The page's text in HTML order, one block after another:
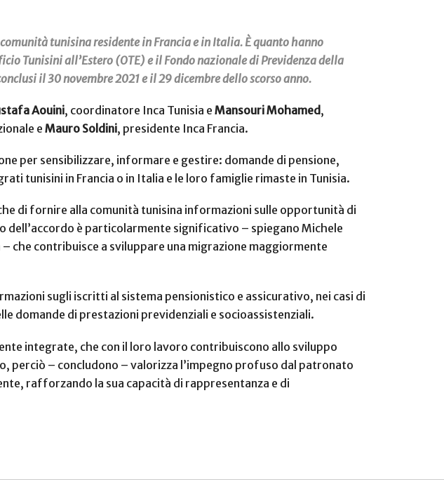
tunisina residente in Francia e in Italia. È quanto hanno
Tunisini all’Estero (OTE) e il Fondo nazionale di Previdenza della
il 30 novembre 2021 e il 29 dicembre dello scorso anno.
Aouini, coordinatore Inca Tunisia e Mansouri Mohamed,
e Mauro Soldini, presidente Inca Francia.
per sensibilizzare, informare e gestire: domande di pensione,
tunisini in Francia o in Italia e le loro famiglie rimaste in Tunisia.
di fornire alla comunità tunisina informazioni sulle opportunità di
dell’accordo è particolarmente significativo – spiegano Michele
che contribuisce a sviluppare una migrazione maggiormente
sugli iscritti al sistema pensionistico e assicurativo, nei casi di
domande di prestazioni previdenziali e socioassistenziali.
integrate, che con il loro lavoro contribuiscono allo sviluppo
perciò – concludono – valorizza l’impegno profuso dal patronato
rafforzando la sua capacità di rappresentanza e di